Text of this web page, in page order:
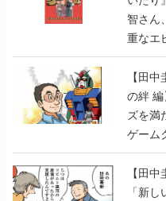
智さん
重なエ
【田中
の絆
ズを満
ゲーム
【若ゲ
【田
「新